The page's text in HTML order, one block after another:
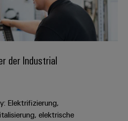
der Industrial
Elektrifizierung,
elektrische